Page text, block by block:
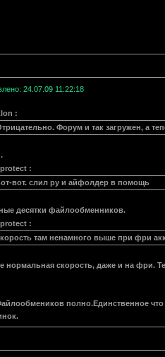
24.07.09 11:22:18
:
Форум и так загружен, а
:
вот. слил ру и айфолдер в помощь
десятки файлообменников.
:
там ненамного выше при фри
нормальная скорость, даже и на фри.
полно.Единственное